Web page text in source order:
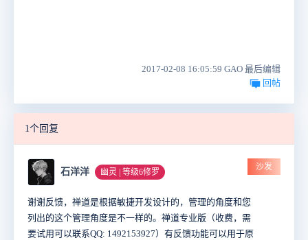
2017-02-08 16:05:59 GAO 最后编辑
回帖
1个回复
石洋洋 幽灵 | 等级6修罗
沙发
谢谢反馈，禅道是根据敏捷开发设计的，管理的角度和您
列出的这个管理角度是不一样的。禅道专业版（收费，需
要试用可以联系QQ: 1492153927）有反馈功能可以用于原